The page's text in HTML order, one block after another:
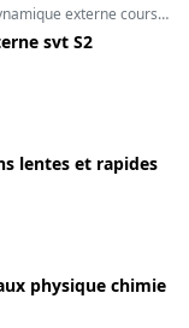
externe cours ,
svt S2
lentes et rapides
physique chimie